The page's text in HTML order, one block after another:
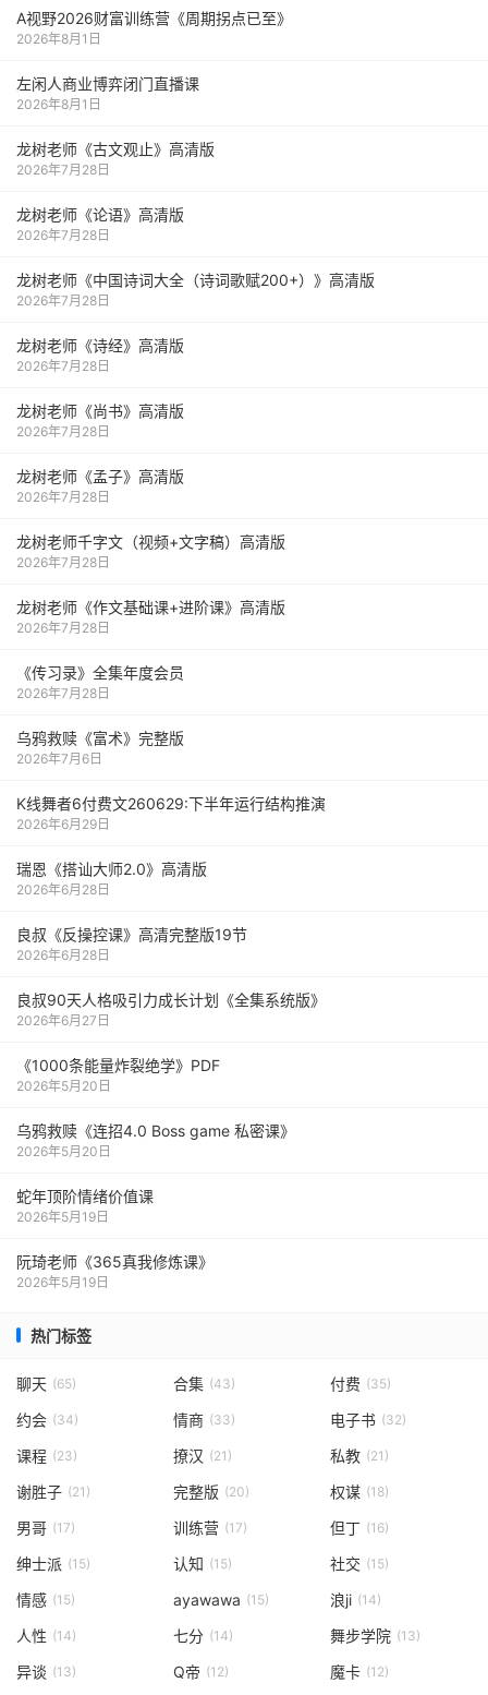
A视野2026财富训练营《周期拐点已至》
2026年8月1日
左闲人商业博弈闭门直播课
2026年8月1日
龙树老师《古文观止》高清版
2026年7月28日
龙树老师《论语》高清版
2026年7月28日
龙树老师《中国诗词大全（诗词歌赋200+）》高清版
2026年7月28日
龙树老师《诗经》高清版
2026年7月28日
龙树老师《尚书》高清版
2026年7月28日
龙树老师《孟子》高清版
2026年7月28日
龙树老师千字文（视频+文字稿）高清版
2026年7月28日
龙树老师《作文基础课+进阶课》高清版
2026年7月28日
《传习录》全集年度会员
2026年7月28日
乌鸦救赎《富术》完整版
2026年7月6日
K线舞者6付费文260629:下半年运行结构推演
2026年6月29日
瑞恩《搭讪大师2.0》高清版
2026年6月28日
良叔《反操控课》高清完整版19节
2026年6月28日
良叔90天人格吸引力成长计划《全集系统版》
2026年6月27日
《1000‮能条‬‎量‮裂炸‬‎绝学》PDF
2026年5月20日
乌鸦救赎《连招4.0 Boss game 私密课》
2026年5月20日
蛇年顶阶情绪价值课
2026年5月19日
阮琦老师《365真我修炼课》
2026年5月19日
热门标签
聊天 (65) 合集 (43) 付费 (35)
约会 (34) 情商 (33) 电子书 (32)
课程 (23) 撩汉 (21) 私教 (21)
谢胜子 (21) 完整版 (20) 权谋 (18)
男哥 (17) 训练营 (17) 但丁 (16)
绅士派 (15) 认知 (15) 社交 (15)
情感 (15) ayawawa (15) 浪ji (14)
人性 (14) 七分 (14) 舞步学院 (13)
异谈 (13) Q帝 (12) 魔卡 (12)